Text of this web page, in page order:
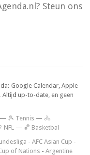
Steun ons
Google Calendar, Apple
Altijd up-to-date, en geen
— 🎾 Tennis — 🚴
NFL — 🏀 Basketbal
- AFC Asian Cup -
of Nations - Argentine